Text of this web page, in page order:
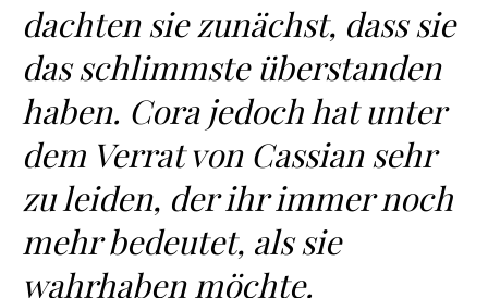
dachten sie zunächst, dass sie
das schlimmste überstanden
haben. Cora jedoch hat unter
dem Verrat von Cassian sehr
zu leiden, der ihr immer noch
mehr bedeutet, als sie
wahrhaben möchte.